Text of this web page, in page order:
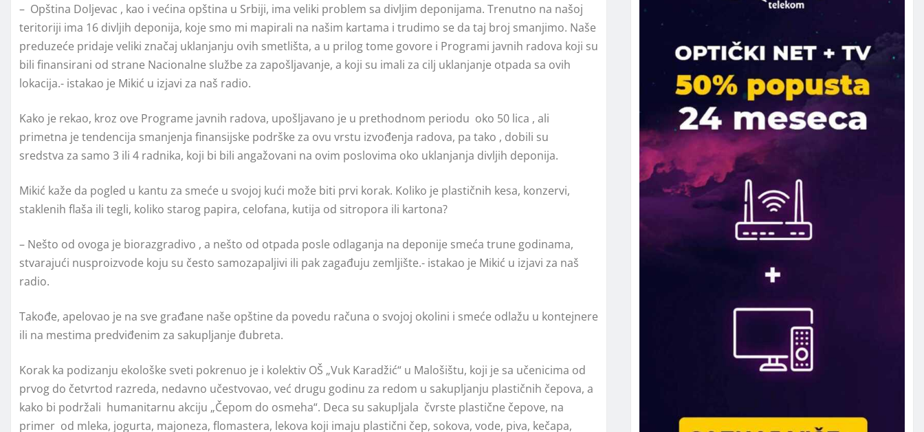
– Opština Doljevac , kao i većina opština u Srbiji, ima veliki problem sa divljim deponijama. Trenutno na našoj
teritoriji ima 16 divljih deponija, koje smo mi mapirali na našim kartama i trudimo se da taj broj smanjimo. Naše
preduzeće pridaje veliki značaj uklanjanju ovih smetlišta, a u prilog tome govore i Programi javnih radova koji su
bili finansirani od strane Nacionalne službe za zapošljavanje, a koji su imali za cilj uklanjanje otpada sa ovih
lokacija.- istakao je Mikić u izjavi za naš radio.
Kako je rekao, kroz ove Programe javnih radova, upošljavano je u prethodnom periodu oko 50 lica , ali
primetna je tendencija smanjenja finansijske podrške za ovu vrstu izvođenja radova, pa tako , dobili su
sredstva za samo 3 ili 4 radnika, koji bi bili angažovani na ovim poslovima oko uklanjanja divljih deponija.
Mikić kaže da pogled u kantu za smeće u svojoj kući može biti prvi korak. Koliko je plastičnih kesa, konzervi,
staklenih flaša ili tegli, koliko starog papira, celofana, kutija od sitropora ili kartona?
– Nešto od ovoga je biorazgradivo , a nešto od otpada posle odlaganja na deponije smeća trune godinama,
stvarajući nusproizvode koju su često samozapaljivi ili pak zagađuju zemljište.- istakao je Mikić u izjavi za naš
radio.
Takođe, apelovao je na sve građane naše opštine da povedu računa o svojoj okolini i smeće odlažu u kontejnere
ili na mestima predviđenim za sakupljanje đubreta.
Korak ka podizanju ekološke sveti pokrenuo je i kolektiv OŠ „Vuk Karadžić“ u Malošištu, koji je sa učenicima od
prvog do četvrtod razreda, nedavno učestvovao, već drugu godinu za redom u sakupljanju plastičnih čepova, a
kako bi podržali humanitarnu akciju „Čepom do osmeha“. Deca su sakupljala čvrste plastične čepove, na
primer od mleka, jogurta, majoneza, flomastera, lekova koji imaju plastični čep, sokova, vode, piva, kečapa,